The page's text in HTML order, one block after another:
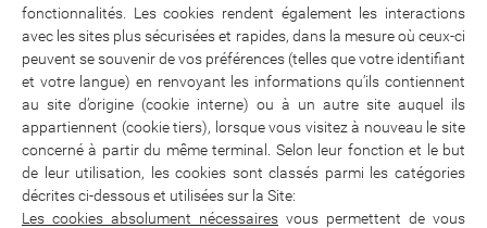
fonctionnalités. Les cookies rendent également les interactions
avec les sites plus sécurisées et rapides, dans la mesure où ceux-ci
peuvent se souvenir de vos préférences (telles que votre identifiant
et votre langue) en renvoyant les informations qu’ils contiennent
au site d’origine (cookie interne) ou à un autre site auquel ils
appartiennent (cookie tiers), lorsque vous visitez à nouveau le site
concerné à partir du même terminal. Selon leur fonction et le but
de leur utilisation, les cookies sont classés parmi les catégories
décrites ci-dessous et utilisées sur la Site:
Les cookies absolument nécessaires vous permettent de vous